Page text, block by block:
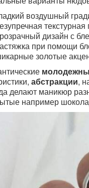
воздушный
текстурная
дизайн с
при помощи
золотые
абстракции,
делают маникюр
например